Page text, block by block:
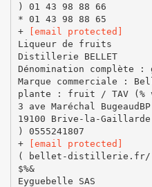
) 01 43 98 88 66
* 01 43 98 88 65
+
[email protected]
Liqueur de fruits
Distillerie BELLET
Dénomination complète
Marque commerciale :
plante : fruit / TAV (%
3 ave Maréchal
19100 Brive-la-Gaillarde
) 0555241807
+
[email protected]
( bellet-distillerie.fr/
$%&
Eyguebelle SAS